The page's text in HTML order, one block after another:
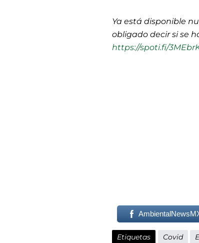
Ya está disponible
obligado decir si se
https://spoti.fi/
Etiquetas Covid